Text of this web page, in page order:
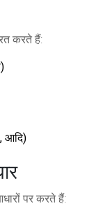
करते हैं:
आदि)
पर करते हैं: